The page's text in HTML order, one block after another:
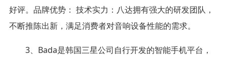
好评。品牌优势： 技术实力：八达拥有强大的研发团队，
不断推陈出新，满足消费者对音响设备性能的需求。
3、Bada是韩国三星公司自行开发的智能手机平台，